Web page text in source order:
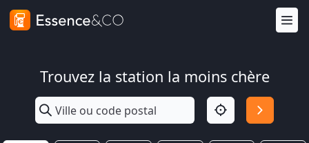
Trouvez la station la moins chère